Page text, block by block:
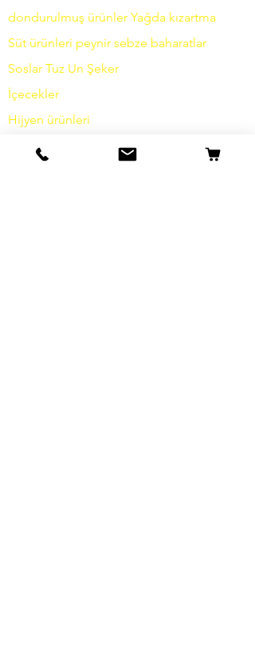
dondurulmuş ürünler Yağda kızartma
Süt ürünleri peynir sebze baharatlar
Soslar Tuz Un Şeker
İçecekler
Hijyen ürünleri
Çeşitli